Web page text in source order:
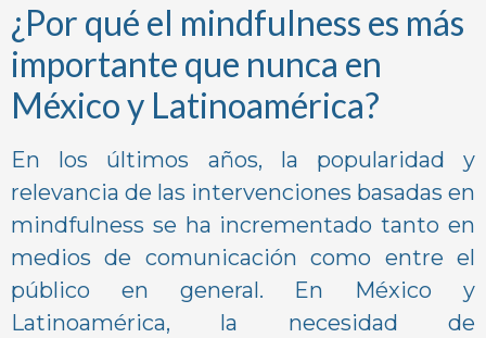
¿Por qué el mindfulness es más
importante que nunca en
México y Latinoamérica?
En los últimos años, la popularidad y
relevancia de las intervenciones basadas en
mindfulness se ha incrementado tanto en
medios de comunicación como entre el
público en general. En México y
Latinoamérica, la necesidad de